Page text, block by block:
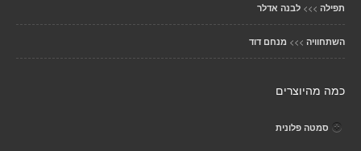
תפילה >>> לבנה אדלר
השתחוויה >>> מנחם דוד
כמה מהיוצרים
סמטה פלונית